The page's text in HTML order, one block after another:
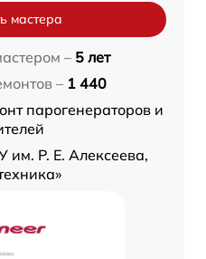
мастера
– 5 лет
– 1 440
парогенераторов и
им. Р. Е. Алексеева,